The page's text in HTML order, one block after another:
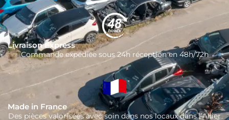
Livraison Express
Commande expédiée sous 24h réception en 48h/72h
Made in France
Des pièces valorisées avec soin dans nos locaux dans l’Allier